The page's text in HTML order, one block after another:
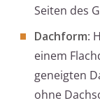
Seiten des
Dachform:
einem
geneigten
ohne